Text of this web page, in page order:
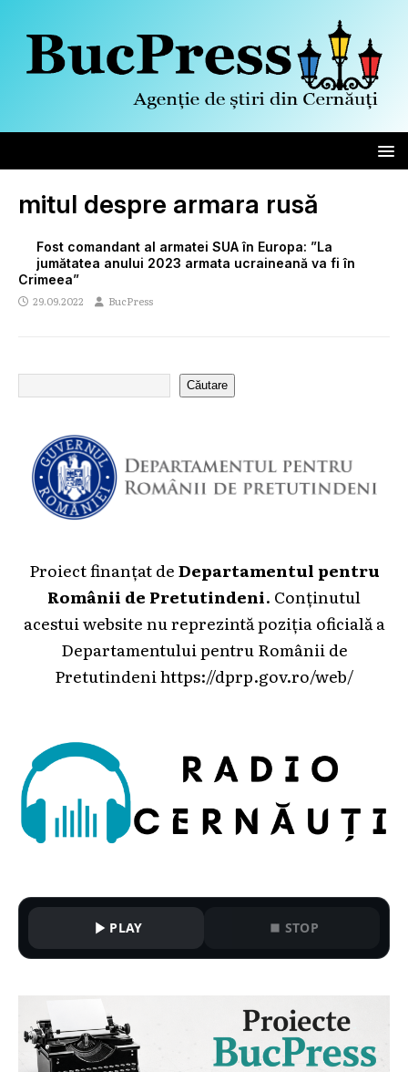
mitul despre armara rusă
Fost comandant al armatei SUA în Europa: ”La
jumătatea anului 2023 armata ucraineană va fi în
Crimeea”
29.09.2022 BucPress
Căutare
Proiect finanțat deDepartamentul pentru
Românii de Pretutindeni. Conținutul
acestui website nu reprezintă poziția oficială a
Departamentului pentru Românii de
Pretutindeni https://dprp.gov.ro/web/
PLAY STOP